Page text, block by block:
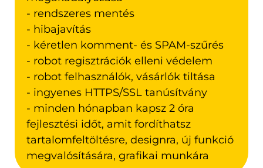
- rendszeres mentés
- hibajavítás
- kéretlen komment- és SPAM-szűrés
- robot regisztrációk elleni védelem
- robot felhasználók, vásárlók tiltása
- ingyenes HTTPS/SSL tanúsítvány
- minden hónapban kapsz 2 óra
fejlesztési időt, amit fordíthatsz
tartalomfeltöltésre, designra, új funkció
megvalósítására, grafikai munkára